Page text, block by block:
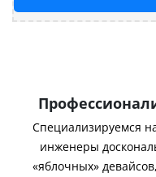
Специализируемся
инженеры
«яблочных»